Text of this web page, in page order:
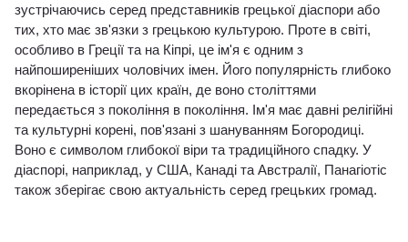
зустрічаючись серед представників грецької діаспори або
тих, хто має зв'язки з грецькою культурою. Проте в світі,
особливо в Греції та на Кіпрі, це ім'я є одним з
найпоширеніших чоловічих імен. Його популярність глибоко
вкорінена в історії цих країн, де воно століттями
передається з покоління в покоління. Ім'я має давні релігійні
та культурні корені, пов'язані з шануванням Богородиці.
Воно є символом глибокої віри та традиційного спадку. У
діаспорі, наприклад, у США, Канаді та Австралії, Панагіотіс
також зберігає свою актуальність серед грецьких громад.